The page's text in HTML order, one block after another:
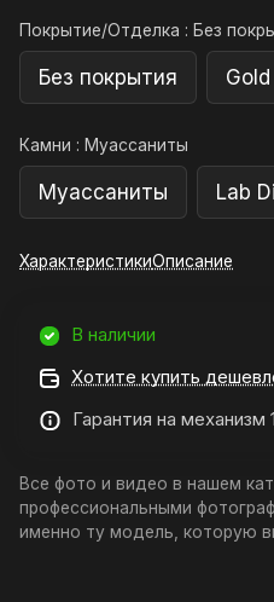
Покрытие/Отделка : Без
Без покрытия
Камни : Муассаниты
Муассаниты Lab
ХарактеристикиОписание
В наличии
Хотите купить
Гарантия на механизм
Все фото и видео в нашем
профессиональными
именно ту модель, которую